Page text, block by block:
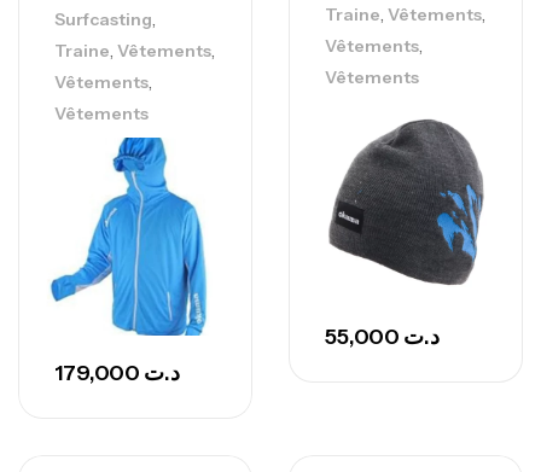
Surfcasting,
Traine, Vêtements,
Vêtements,
Vêtements
د.ت
Traine, Vêtements,
Vêtements,
Vêtements
د.ت